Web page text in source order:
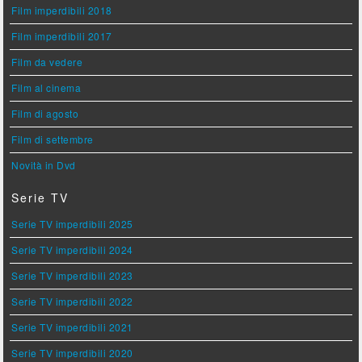
Film imperdibili 2018
Film imperdibili 2017
Film da vedere
Film al cinema
Film di agosto
Film di settembre
Novità in Dvd
Serie TV
Serie TV imperdibili 2025
Serie TV imperdibili 2024
Serie TV imperdibili 2023
Serie TV imperdibili 2022
Serie TV imperdibili 2021
Serie TV imperdibili 2020